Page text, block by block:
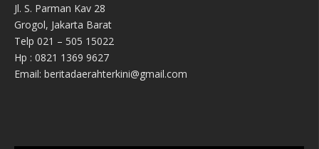
Jl. S. Parman Kav 28
Grogol, Jakarta Barat
Telp 021 – 505 15022
Hp : 0821 1369 9627
Email: beritadaerahterkini@gmail.com